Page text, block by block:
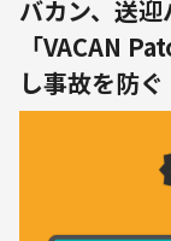
バカン、送
「VACAN
し事故を防ぐ